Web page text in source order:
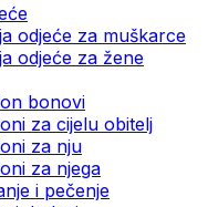
odjeće za muškarce
odjeće za žene
bonovi
za cijelu obitelj
za nju
za njega
i pečenje